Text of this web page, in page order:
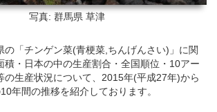
写真: 群馬県 草津
の「チンゲン菜(青梗菜,ちんげんさい)」に関
積・日本の中の生産割合・全国順位・10アー
の生産状況について、2015年(平成27年)から
年間の推移を紹介しております。